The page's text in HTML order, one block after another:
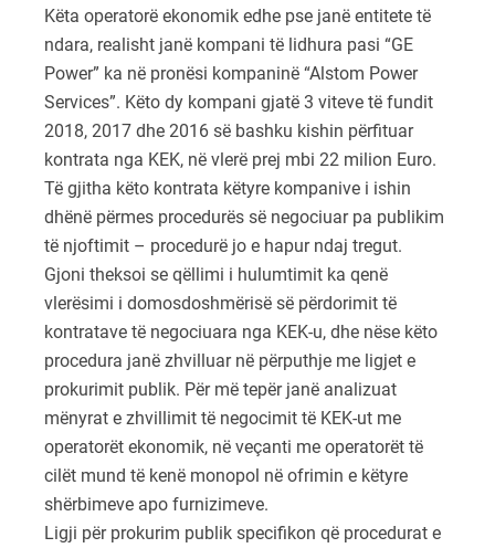
Këta operatorë ekonomik edhe pse janë entitete të
ndara, realisht janë kompani të lidhura pasi “GE
Power” ka në pronësi kompaninë “Alstom Power
Services”. Këto dy kompani gjatë 3 viteve të fundit
2018, 2017 dhe 2016 së bashku kishin përfituar
kontrata nga KEK, në vlerë prej mbi 22 milion Euro.
Të gjitha këto kontrata këtyre kompanive i ishin
dhënë përmes procedurës së negociuar pa publikim
të njoftimit – procedurë jo e hapur ndaj tregut.
Gjoni theksoi se qëllimi i hulumtimit ka qenë
vlerësimi i domosdoshmërisë së përdorimit të
kontratave të negociuara nga KEK-u, dhe nëse këto
procedura janë zhvilluar në përputhje me ligjet e
prokurimit publik. Për më tepër janë analizuat
mënyrat e zhvillimit të negocimit të KEK-ut me
operatorët ekonomik, në veçanti me operatorët të
cilët mund të kenë monopol në ofrimin e këtyre
shërbimeve apo furnizimeve.
Ligji për prokurim publik specifikon që procedurat e